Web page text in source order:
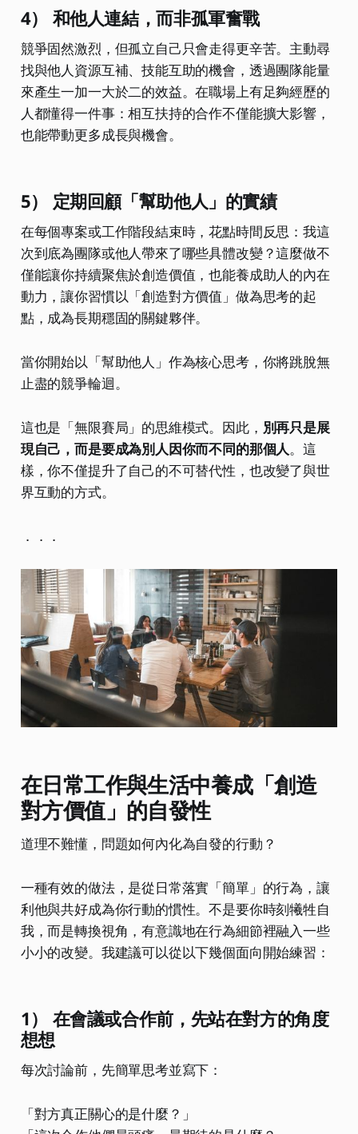
4） 和他人連結，而非孤軍奮戰
競爭固然激烈，但孤立自己只會走得更辛苦。主動尋
找與他人資源互補、技能互助的機會，透過團隊能量
來產生一加一大於二的效益。在職場上有足夠經歷的
人都懂得一件事：相互扶持的合作不僅能擴大影響，
也能帶動更多成長與機會。
5） 定期回顧「幫助他人」的實績
在每個專案或工作階段結束時，花點時間反思：我這
次到底為團隊或他人帶來了哪些具體改變？這麼做不
僅能讓你持續聚焦於創造價值，也能養成助人的內在
動力，讓你習慣以「創造對方價值」做為思考的起
點，成為長期穩固的關鍵夥伴。
當你開始以「幫助他人」作為核心思考，你將跳脫無
止盡的競爭輪迴。
這也是「無限賽局」的思維模式。因此， 別再只是展
現自己，而是要成為別人因你而不同的那個人。這
樣，你不僅提升了自己的不可替代性，也改變了與世
界互動的方式。
．．．
在日常工作與生活中養成「創造
對方價值」的自發性
道理不難懂，問題如何內化為自發的行動？
一種有效的做法，是從日常落實「簡單」的行為，讓
利他與共好成為你行動的慣性。不是要你時刻犧牲自
我，而是轉換視角，有意識地在行為細節裡融入一些
小小的改變。我建議可以從以下幾個面向開始練習：
1） 在會議或合作前，先站在對方的角度
想想
每次討論前，先簡單思考並寫下：
「對方真正關心的是什麼？」